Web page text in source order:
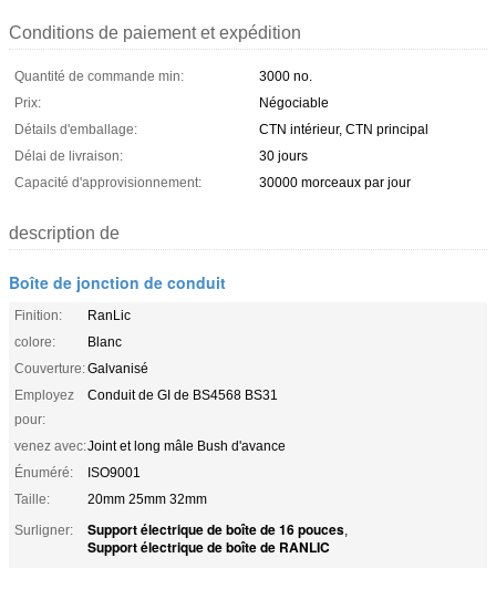
Conditions de paiement et expédition
Quantité de commande min:
3000 no.
Prix:
Négociable
Détails d'emballage:
CTN intérieur, CTN principal
Délai de livraison:
30 jours
Capacité d'approvisionnement:
30000 morceaux par jour
description de
Boîte de jonction de conduit
Finition:
RanLic
colore:
Blanc
Couverture:Galvanisé
Employez
pour:
Conduit de GI de BS4568 BS31
venez avec:Joint et long mâle Bush d'avance
Énuméré:
ISO9001
Taille:
20mm 25mm 32mm
Surligner:
Support électrique de boîte de 16 pouces,
Support électrique de boîte de RANLIC